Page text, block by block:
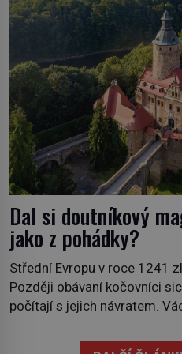
Dal si doutníkový
jako z pohádky?
Střední Evropu v roce 1241
Později obávaní kočovníci
počítají s jejich návratem.
pečlivě připravit! Český král